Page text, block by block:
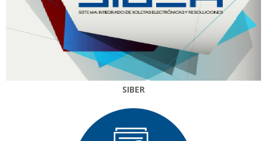
SIBER